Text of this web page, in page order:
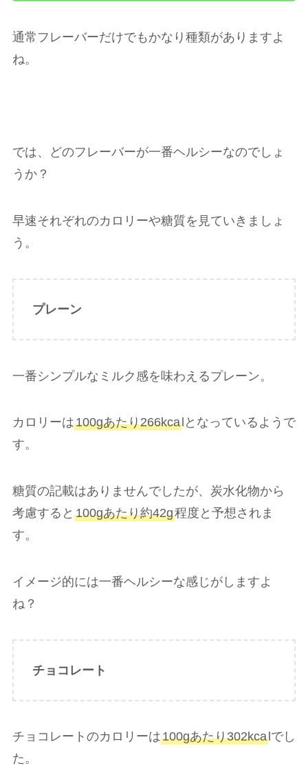
通常フレーバーだけでもかなり種類がありますよ
ね。
では、どのフレーバーが一番ヘルシーなのでしょ
うか？
早速それぞれのカロリーや糖質を見ていきましょ
う。
プレーン
一番シンプルなミルク感を味わえるプレーン。
カロリーは100gあたり266kcalとなっているようで
す。
糖質の記載はありませんでしたが、炭水化物から
考慮すると 100gあたり約42g程度と予想されま
す。
イメージ的には一番ヘルシーな感じがしますよ
ね？
チョコレート
チョコレートのカロリーは100gあたり302kcalでし
た。